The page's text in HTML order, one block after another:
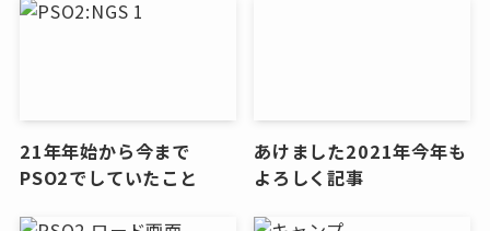
21年年始から今まで
PSO2でしていたこと
あけました2021年今年も
よろしく記事